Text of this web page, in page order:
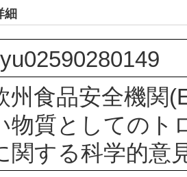
細
州食品安全機関
物質としてのト
関する科学的意